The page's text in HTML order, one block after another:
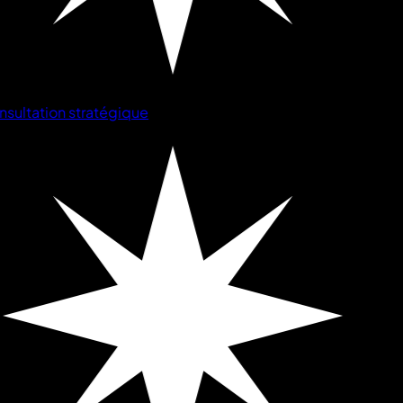
stratégique